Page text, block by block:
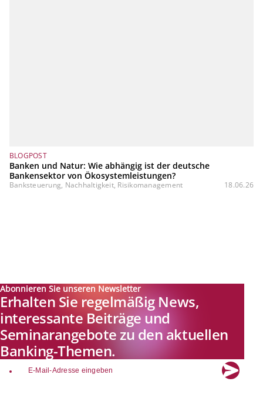
BLOGPOST
Banken und Natur: Wie abhängig ist der deutsche
Bankensektor von Ökosystemleistungen?
Banksteuerung, Nachhaltigkeit, Risikomanagement 18.06.26
Abonnieren Sie unseren Newsletter
Erhalten Sie regelmäßig News,
interessante Beiträge und
Seminarangebote zu den aktuellen
Banking-Themen.
email